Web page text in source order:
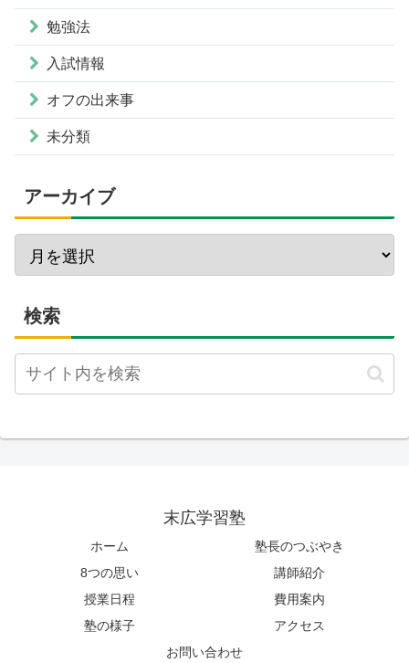
勉強法
入試情報
オフの出来事
未分類
アーカイブ
検索
末広学習塾
ホーム
塾長のつぶやき
8つの思い
講師紹介
授業日程
費用案内
塾の様子
アクセス
お問い合わせ